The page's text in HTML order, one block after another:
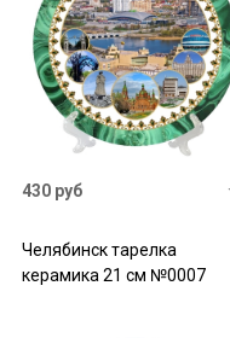
430 руб
Челябинск тарелка
керамика 21 см №0007